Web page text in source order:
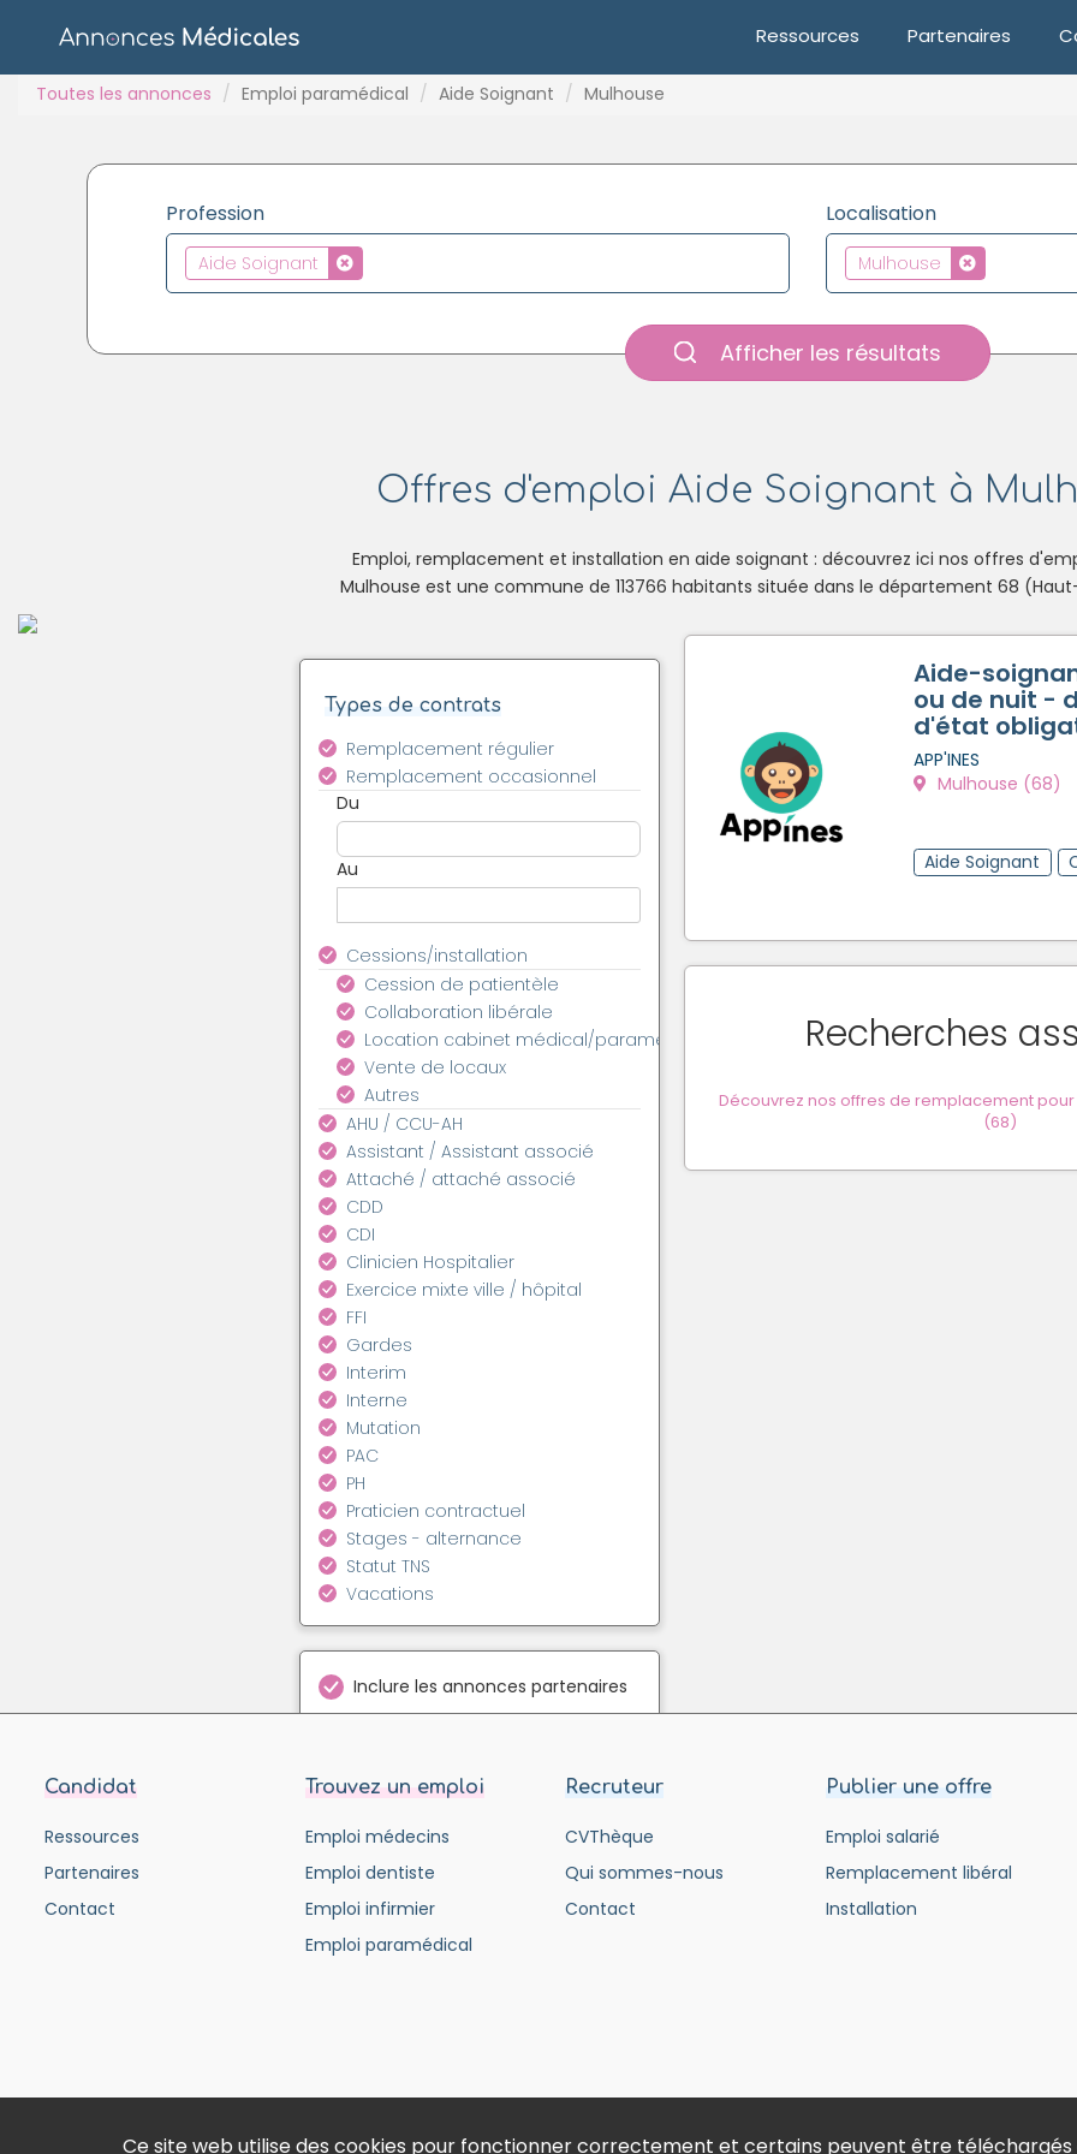
Ressources Partenaires
Toutes les annonces Emploi paramédical Aide Soignant Mulhouse
Profession
Aide Soignant
Localisation
Mulhouse
Afficher les résultats
Offres d'emploi Aide Soignant à
Emploi, remplacement et installation en aide soignant : découvrez ici nos offres
Mulhouse est une commune de 113766 habitants située dans le département 68
Types de contrats
Remplacement régulier
Remplacement occasionnel
Du
Au
Cessions/installation
Cession de patientèle
Collaboration libérale
Location cabinet médical/paramédical
Vente de locaux
Autres
AHU / CCU-AH
Assistant / Assistant associé
Attaché / attaché associé
CDD
CDI
Clinicien Hospitalier
Exercice mixte ville / hôpital
FFI
Gardes
Interim
Interne
Mutation
PAC
PH
Praticien contractuel
Stages - alternance
Statut TNS
Vacations
Inclure les annonces partenaires
Aide-
ou de nuit -
d'état
APP'INES
Mulhouse (68)
Aide Soignant
Recherches
Découvrez nos offres de remplacement
(68)
Candidat
Ressources
Partenaires
Contact
Trouvez un emploi
Emploi médecins
Emploi dentiste
Emploi infirmier
Emploi paramédical
Recruteur
CVThèque
Qui sommes-nous
Contact
Publier une offre
Emploi salarié
Remplacement libéral
Installation
Ce site web utilise des cookies pour fonctionner correctement et certains peuvent être